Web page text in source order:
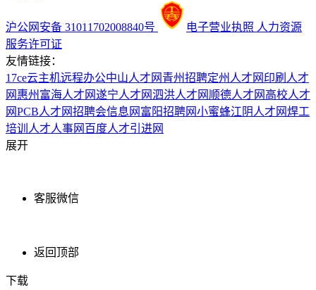
沪公网安备 31011702008840号 电子营业执照 人力资源
服务许可证
友情链接：
17ce云主机远程办公中山人才网 青州招聘定州人才网 印刷人才
网 惠州富海人才网遂宁人才网泗洪人才网 顺德人才网 高校人才
网PCB人才网招聘会信息网 富阳招聘网小蜜蜂江阴人才网焊工
培训 人才人事网 百度人才引进网
展开
客服微信
返回顶部
下载